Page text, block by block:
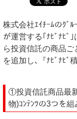
株式会社ｴｲﾁｰﾑのｸﾞﾙ
が運営する｢ﾅﾋﾞﾅﾋﾞ
ら投資信託の商品ご
を追加し､『ﾅﾋﾞﾅﾋﾞ
①投資信託商品最
物)ｺﾝﾃﾝﾂの3つを組